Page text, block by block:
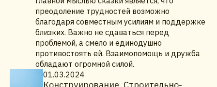
преодоление трудностей возможно
благодаря совместным усилиям и поддержке
близких. Важно не сдаваться перед
проблемой, а смело и единодушно
противостоять ей. Взаимопомощь и дружба
обладают огромной силой.
01.03.2024
Конструирование. Строительно-